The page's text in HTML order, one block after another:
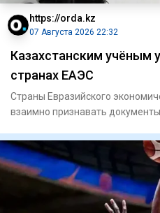
https://orda.kz
07 Августа 2026 22:32
Казахстанским учёным
странах ЕАЭС
Страны Евразийского
взаимно признавать